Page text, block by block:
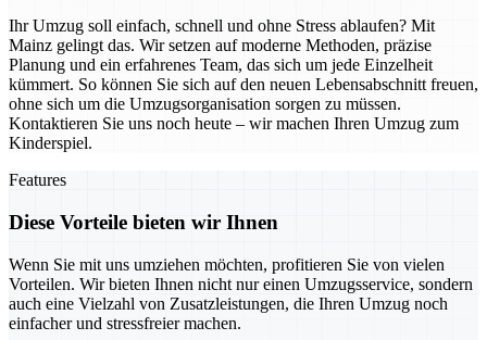
Ihr Umzug soll einfach, schnell und ohne Stress ablaufen? Mit
Mainz gelingt das. Wir setzen auf moderne Methoden, präzise
Planung und ein erfahrenes Team, das sich um jede Einzelheit
kümmert. So können Sie sich auf den neuen Lebensabschnitt freuen,
ohne sich um die Umzugsorganisation sorgen zu müssen.
Kontaktieren Sie uns noch heute – wir machen Ihren Umzug zum
Kinderspiel.
Features
Diese Vorteile bieten wir Ihnen
Wenn Sie mit uns umziehen möchten, profitieren Sie von vielen
Vorteilen. Wir bieten Ihnen nicht nur einen Umzugsservice, sondern
auch eine Vielzahl von Zusatzleistungen, die Ihren Umzug noch
einfacher und stressfreier machen.